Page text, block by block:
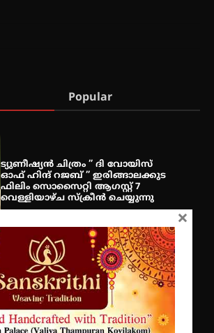
എം.ജി. യൂണിവേഴ്‌സിറ്റിയിൽ നിന്ന്
ഡോക്ടറേറ്റ് നേടിയ എൻ. ആര്യ
Popular
ട്യുണീഷ്യൻ ചിത്രം ” ദി വോയിസ്
ഓഫ് ഹിന്ദ് റജബ് ” ഇരിങ്ങാലക്കുട
ഫിലിം സൊസൈറ്റി ആഗസ്റ്റ് 7
വെള്ളിയാഴ്ച സ്‌ക്രീൻ ചെയ്യുന്നു
സെന്റ് ജോസഫ്സ് കോളജ്
കോമേഴ്‌സ് അസോസിയേഷന്
തുടക്കമായി
×